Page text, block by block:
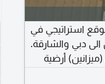
- الصناعية 1 عجمان. موقع استراتيجي في
الى دبي والشارقة.
بميزانين (ميزانين) أرضية